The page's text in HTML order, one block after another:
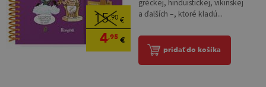
15,90€
4,95€
gréckej, hinduistickej, vikinskej
a ďalších –, ktoré kladú...
pridať do košíka